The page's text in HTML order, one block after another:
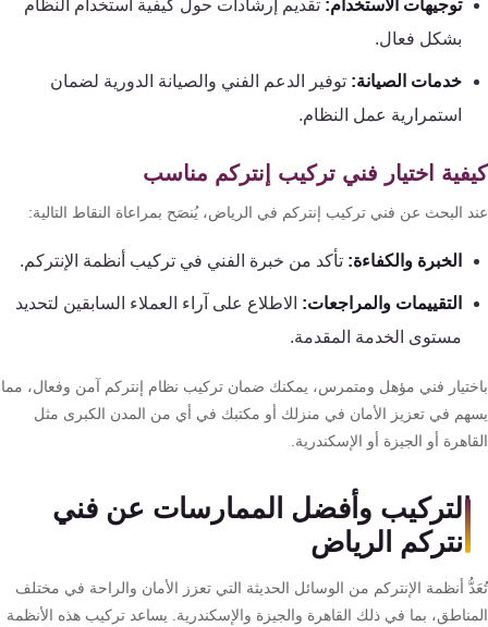
توجيهات الاستخدام:تقديم إرشادات حول كيفية استخدام النظام
بشكل فعال.
خدمات الصيانة:توفير الدعم الفني والصيانة الدورية لضمان
استمرارية عمل النظام.
اختيار فني تركيب إنتركم مناسب
البحث عن فني تركيب إنتركم في الرياض، يُنصَح بمراعاة النقاط التالية:
الخبرة والكفاءة:تأكد من خبرة الفني في تركيب أنظمة الإنتركم.
التقييمات والمراجعات:الاطلاع على آراء العملاء السابقين لتحديد
مستوى الخدمة المقدمة.
فني مؤهل ومتمرس، يمكنك ضمان تركيب نظام إنتركم آمن وفعال، مما
في تعزيز الأمان في منزلك أو مكتبك في أي من المدن الكبرى مثل
أو الجيزة أو الإسكندرية.
التركيب وأفضل الممارسات عن فني
انتركم الرياض
أنظمة الإنتركم من الوسائل الحديثة التي تعزز الأمان والراحة في مختلف
بما في ذلك القاهرة والجيزة والإسكندرية. يساعد تركيب هذه الأنظمة